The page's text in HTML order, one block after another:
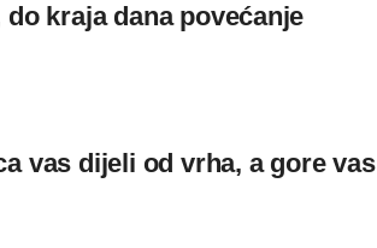
do kraja dana povećanje
vas dijeli od vrha, a gore vas